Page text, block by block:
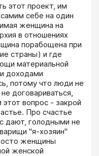
этот проект, им
себе на один
женщина на
в отношениях
порабощена при
страны) и где
материальной
доходами
потому что люди не
договариваться,
вопрос - закрой
Про счастье
дают, голодными не
"я-хозяин"
женщины
женской